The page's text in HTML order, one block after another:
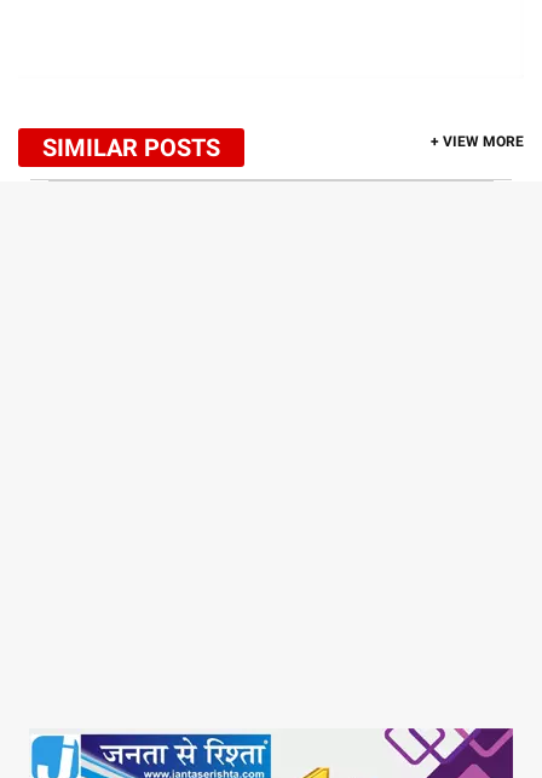
SIMILAR POSTS + VIEW MORE